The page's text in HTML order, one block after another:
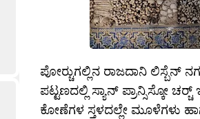
ಪೋರ‍್ಚುಗಲ್ಲಿನ ರಾಜದಾನಿ ಲಿಸ್ಬೆನ್
ಪಟ್ಟಣದಲ್ಲಿ ಸ್ಯಾನ್ ಪ್ರಾನ್ಸಿಸ್ಕೋ
ಕೋಣೆಗಳ ಸ್ತಳದಲ್ಲೇ ಮೂಳೆಗಳು